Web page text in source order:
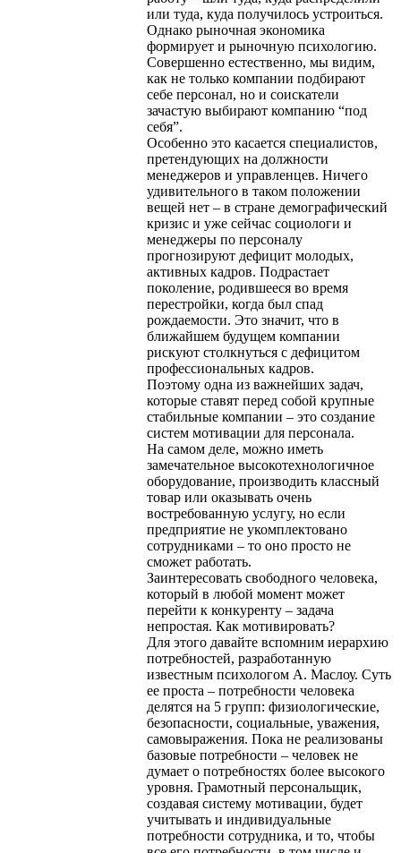
или туда, куда получилось устроиться.
Однако рыночная экономика
формирует и рыночную психологию.
Совершенно естественно, мы видим,
как не только компании подбирают
себе персонал, но и соискатели
зачастую выбирают компанию “под
себя”.
Особенно это касается специалистов,
претендующих на должности
менеджеров и управленцев. Ничего
удивительного в таком положении
вещей нет – в стране демографический
кризис и уже сейчас социологи и
менеджеры по персоналу
прогнозируют дефицит молодых,
активных кадров. Подрастает
поколение, родившееся во время
перестройки, когда был спад
рождаемости. Это значит, что в
ближайшем будущем компании
рискуют столкнуться с дефицитом
профессиональных кадров.
Поэтому одна из важнейших задач,
которые ставят перед собой крупные
стабильные компании – это создание
систем мотивации для персонала.
На самом деле, можно иметь
замечательное высокотехнологичное
оборудование, производить классный
товар или оказывать очень
востребованную услугу, но если
предприятие не укомплектовано
сотрудниками – то оно просто не
сможет работать.
Заинтересовать свободного человека,
который в любой момент может
перейти к конкуренту – задача
непростая. Как мотивировать?
Для этого давайте вспомним иерархию
потребностей, разработанную
известным психологом А. Маслоу. Суть
ее проста – потребности человека
делятся на 5 групп: физиологические,
безопасности, социальные, уважения,
самовыражения. Пока не реализованы
базовые потребности – человек не
думает о потребностях более высокого
уровня. Грамотный персональщик,
создавая систему мотивации, будет
учитывать и индивидуальные
потребности сотрудника, и то, чтобы